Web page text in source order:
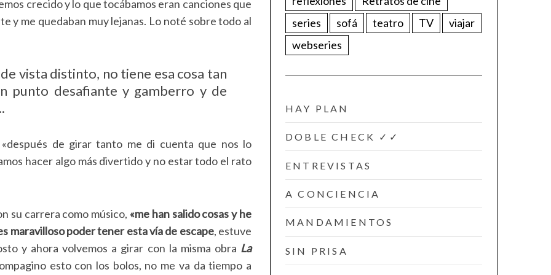
crecido y lo que tocábamos eran canciones que
y me quedaban muy lejanas. Lo noté sobre todo al
vista distinto, no tiene esa cosa tan
punto desafiante y gamberro y de
de girar tanto me di cuenta que nos lo
hacer algo más divertido y no estar todo el rato
su carrera como músico, «me han salido cosas y he
maravilloso poder tener esta vía de escape, estuve
y ahora volvemos a girar con la misma obra La
esto con los bolos, no me va da tiempo a
series
sofá teatro TV
viajar
webseries
HAY PLAN
DOBLE CHECK ✓✓
ENTREVISTAS
A CONCIENCIA
MANDAMIENTOS
SIN PRISA